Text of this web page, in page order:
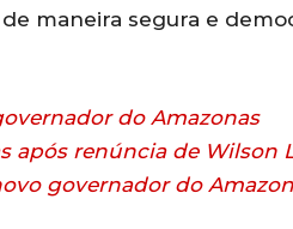
maneira segura e
do Amazonas
após renúncia de Wilson
governador do